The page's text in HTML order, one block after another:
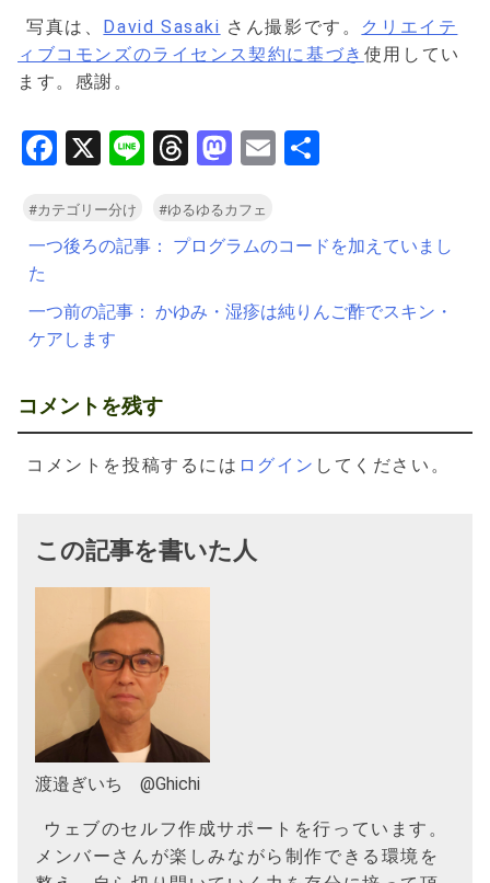
写真は、 David Sasaki さん撮影です。 クリエイテ
ィブコモンズのライセンス契約に基づき 使用してい
ます。感謝。
Facebook
X LineThreads
Mastodon
Email
#カテゴリー分け #ゆるゆるカフェ
投
ナ
ビ
ー
シ
ョ
一つ後ろの記事：
プログラムのコードを加えていまし
た
一つ前の記事： かゆみ・湿疹は純りんご酢でスキン・
ケアします
コメントを残す
コメントを投稿するには ログイン してください。
この記事を書いた人
渡邉ぎいち @Ghichi
ウェブのセルフ作成サポートを行っています。
メンバーさんが楽しみながら制作できる環境を